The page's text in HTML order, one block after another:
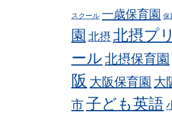
スクール 一歳保育園 保
園 北摂 北摂プ
ール 北摂保育園
阪 大阪保育園 大
市子ども英語